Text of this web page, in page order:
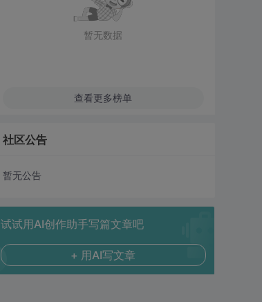
暂无数据
查看更多榜单
社区公告
暂无公告
试试用AI创作助手写篇文章吧
+ 用AI写文章